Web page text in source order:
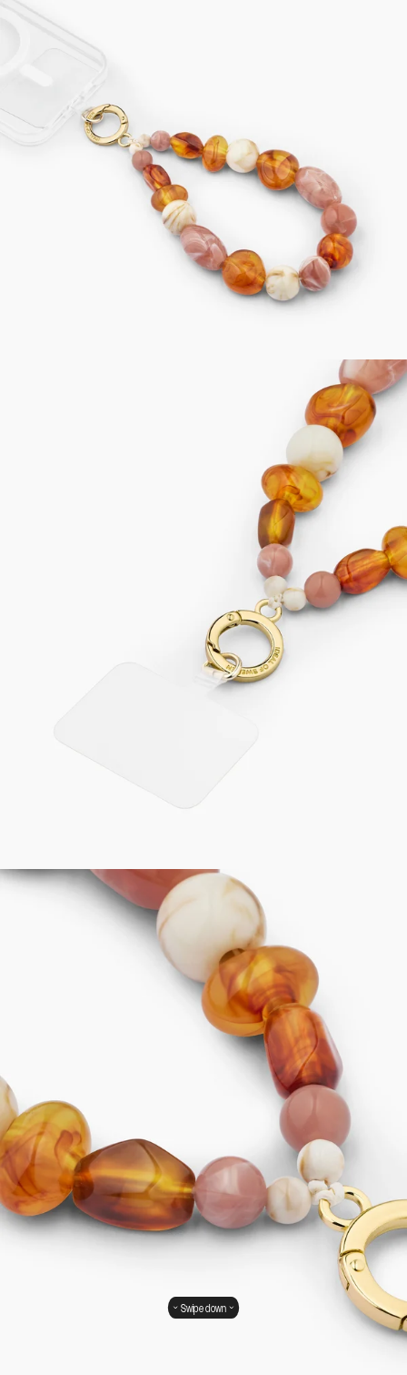
Swipe down